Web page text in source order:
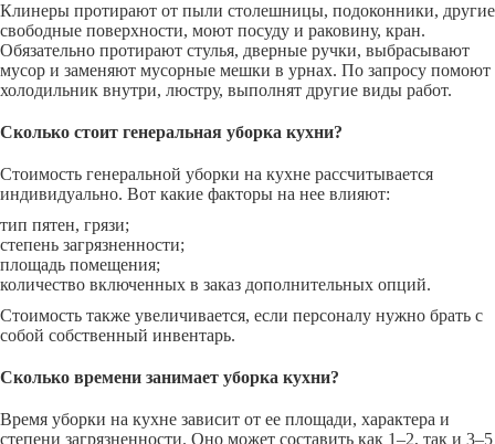
Клинеры протирают от пыли столешницы, подоконники, другие
свободные поверхности, моют посуду и раковину, кран.
Обязательно протирают стулья, дверные ручки, выбрасывают
мусор и заменяют мусорные мешки в урнах. По запросу помоют
холодильник внутри, люстру, выполнят другие виды работ.
Сколько стоит генеральная уборка кухни?
Стоимость генеральной уборки на кухне рассчитывается
индивидуально. Вот какие факторы на нее влияют:
тип пятен, грязи;
степень загрязненности;
площадь помещения;
количество включенных в заказ дополнительных опций.
Стоимость также увеличивается, если персоналу нужно брать с
собой собственный инвентарь.
Сколько времени занимает уборка кухни?
Время уборки на кухне зависит от ее площади, характера и
степени загрязненности. Оно может составить как 1–2, так и 3–5